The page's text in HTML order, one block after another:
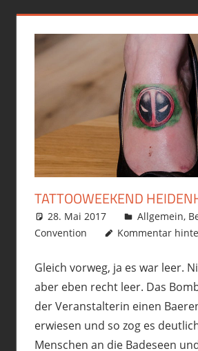
TATTOOWEEKEND
28. Mai 2017 philofax
Allgemein,
Convention
Kommentar
Gleich vorweg, ja es war leer.
aber eben recht leer. Das
der Veranstalterin einen
erwiesen und so zog es
Menschen an die Badeseen